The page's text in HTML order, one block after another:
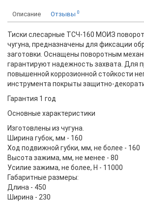
Описание Отзывы 0
Тиски слесарные ТСЧ-160 МОИЗ
чугуна, предназначены для фиксации
заготовки. Оснащены поворотным
гарантируют надежность захвата. Для
повышенной коррозионной стойкости
инструмента покрыты защитно-
Гарантия 1 год
Основные характеристики
Изготовлены из чугуна.
Ширина губок, мм - 160
Ход подвижной губки, мм, не более - 160
Высота зажима, мм, не менее - 80
Усилие зажима, не более, Н - 11000
Габаритные размеры:
Длина - 450
Ширина - 230